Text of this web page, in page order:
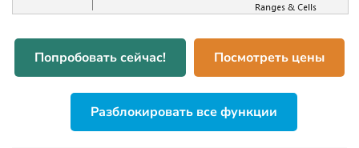
Попробовать сейчас! Посмотреть цены
Разблокировать все функции